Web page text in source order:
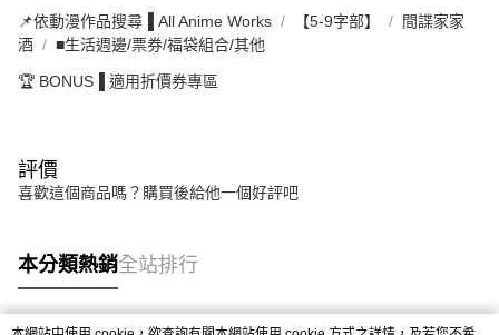
📌依動漫作品搜尋▐ All Anime Works 【5-9字部】
間諜家家
酒
■生活週邊/票券/福袋組合/其他
🏆 BONUS▐ 適用折價券專區
評價
喜歡這個商品嗎？購買後給他一個好評吧
本分類熱銷全站排行